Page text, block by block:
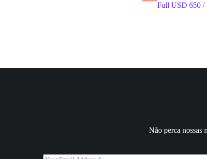
Full USD 650 /
Não perca nossas